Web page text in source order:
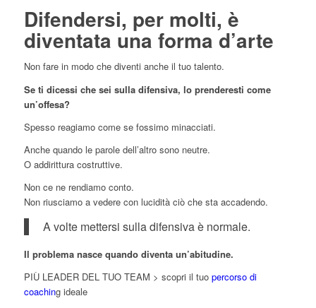
Difendersi, per molti, è
diventata una forma d’arte
Non fare in modo che diventi anche il tuo talento.
Se ti dicessi che sei sulla difensiva, lo prenderesti come
un’offesa?
Spesso reagiamo come se fossimo minacciati.
Anche quando le parole dell’altro sono neutre.
O addirittura costruttive.
Non ce ne rendiamo conto.
Non riusciamo a vedere con lucidità ciò che sta accadendo.
A volte mettersi sulla difensiva è normale.
Il problema nasce quando diventa un’abitudine.
PIÙ LEADER DEL TUO TEAM > scopri il tuopercorso di
coaching ideale